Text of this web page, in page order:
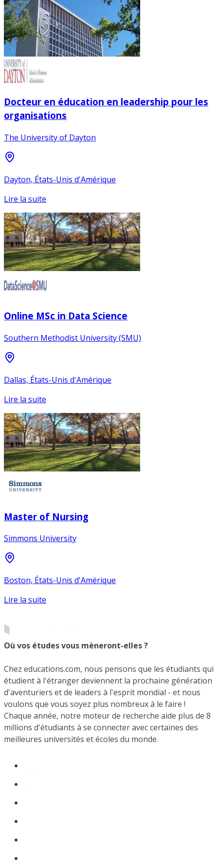
Docteur en éducation en leadership pour les
organisations
The University of Dayton
Dayton, États-Unis d'Amérique
Lire la suite
Online MSc in Data Science
Southern Methodist University (SMU)
Dallas, États-Unis d'Amérique
Lire la suite
Master of Nursing
Simmons University
Boston, États-Unis d'Amérique
Lire la suite
Où vos études vous mèneront-elles ?
Chez educations.com, nous pensons que les étudiants qui
étudient à l'étranger deviennent la prochaine génération
d'aventuriers et de leaders à l'esprit mondial - et nous
voulons que vous soyez plus nombreux à le faire !
Chaque année, notre moteur de recherche aide plus de 8
millions d'étudiants à se connecter avec certaines des
meilleures universités et écoles du monde.